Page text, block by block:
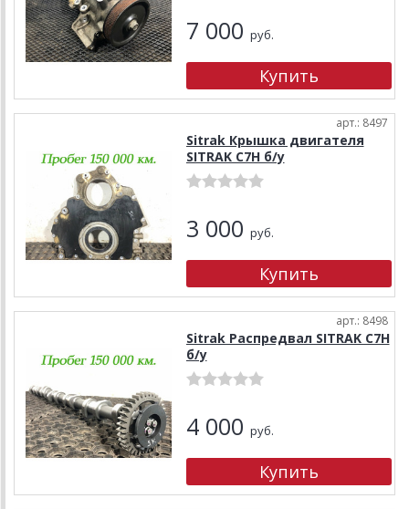
7 000 руб.
арт.: 8497
Sitrak Крышка двигателя
SITRAK C7H б/у
3 000 руб.
арт.: 8498
Sitrak Распредвал SITRAK C7H
б/у
4 000 руб.